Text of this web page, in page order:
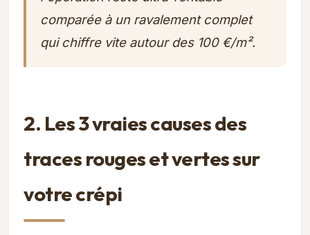
comparée à un ravalement complet
qui chiffre vite autour des 100 €/m².
2. Les 3 vraies causes des
traces rouges et vertes sur
votre crépi